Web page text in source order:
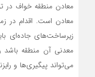
معادن منطقه خواف در
معادن است. اقدام در
زیرساخت‌های جاده‌ای
معدنی آن منطقه باشد
می‌تواند پیگیری‌ها و